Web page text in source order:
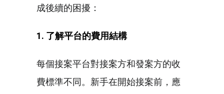
成後續的困擾：
1. 了解平台的費用結構
每個接案平台對接案方和發案方的收
費標準不同。新手在開始接案前，應